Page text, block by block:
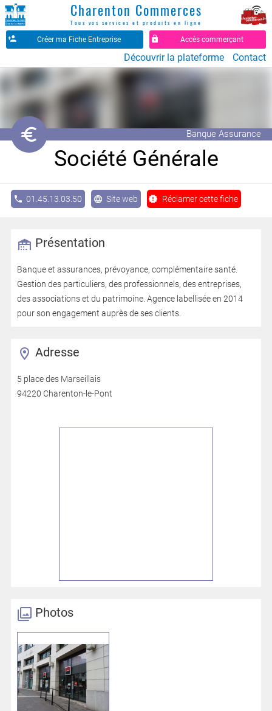
Charenton Commerces
Tous vos services et produits en ligne
Créer ma Fiche Entreprise Accès commerçant
Découvrir la plateforme Contact
󰆭 Banque Assurance
Société Générale
01.45.13.03.50 Site web Réclamer cette fiche
Présentation
Banque et assurances, prévoyance, complémentaire santé.
Gestion des particuliers, des professionnels, des entreprises,
des associations et du patrimoine. Agence labellisée en 2014
pour son engagement auprès de ses clients.
Adresse
5 place des Marseillais
94220 Charenton-le-Pont
Photos